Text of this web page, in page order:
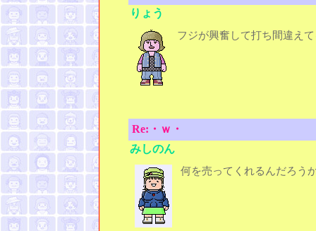
りょう
フジが興奮して打ち間違え
Re:・ｗ・
みしのん
何を売ってくれるんだろう